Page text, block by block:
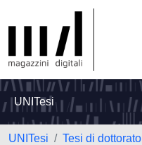
UNITesi
UNITesi
Tesi di dottorato